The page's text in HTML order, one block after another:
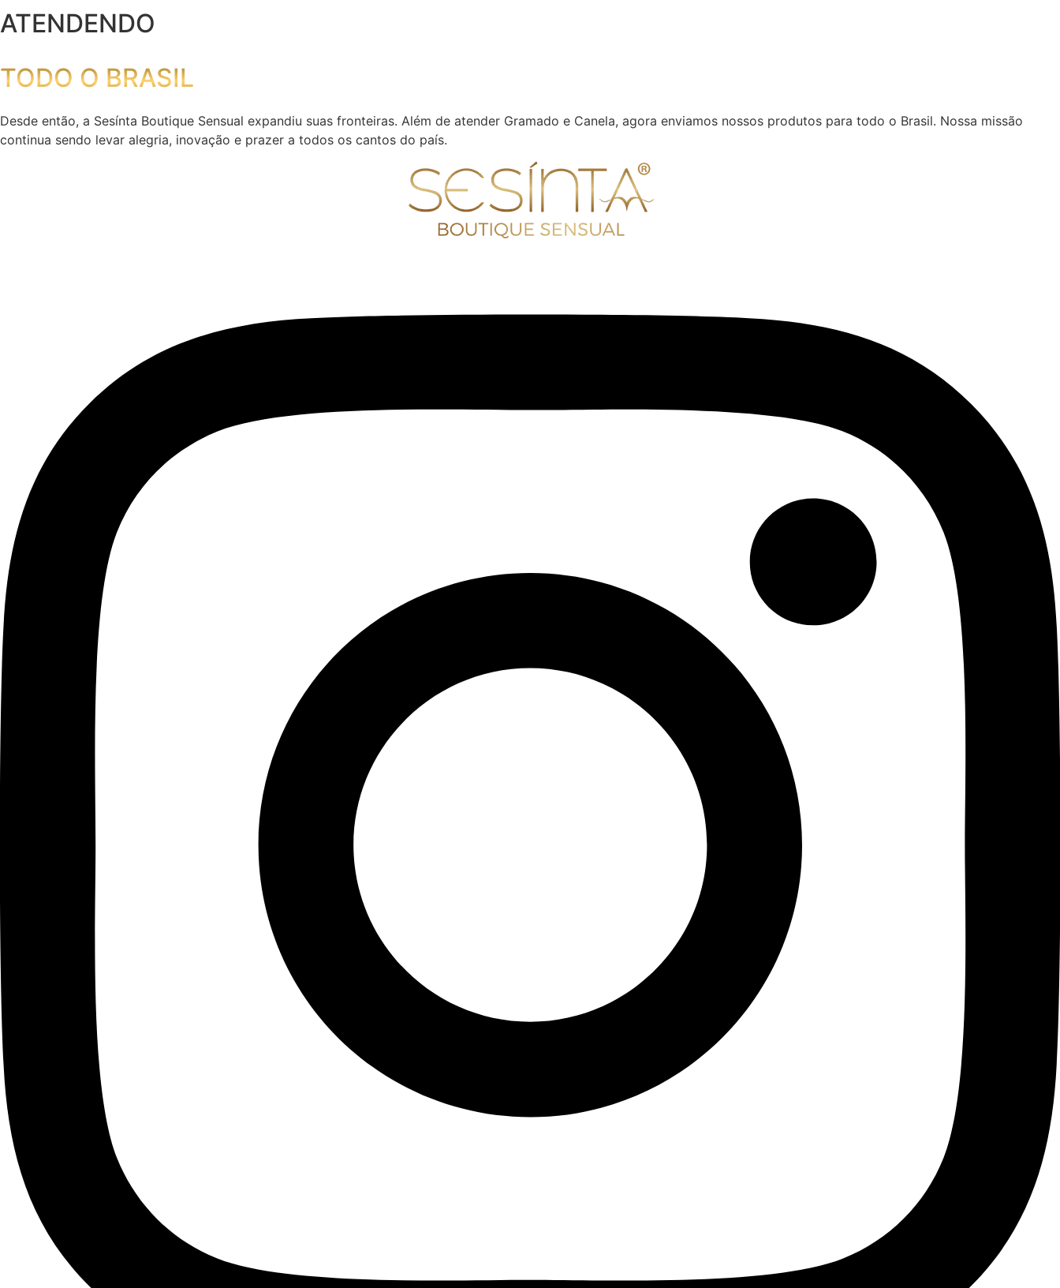
ATENDENDO
TODO O BRASIL
Desde então, a Sesínta Boutique Sensual expandiu suas fronteiras. Além de atender Gramado e Canela, agora enviamos nossos produtos para todo o Brasil. Nossa missão
continua sendo levar alegria, inovação e prazer a todos os cantos do país.